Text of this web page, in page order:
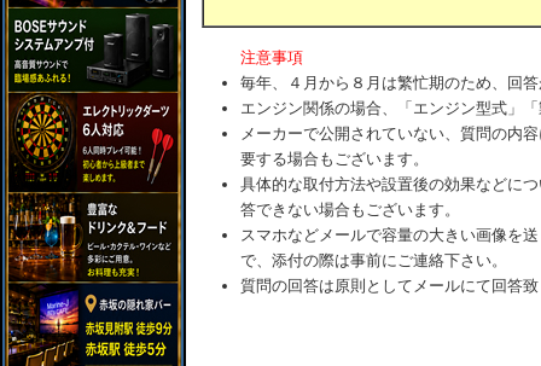
注意事項
毎年、４月から８月は繁忙期のため、回
エンジン関係の場合、「エンジン型式」
メーカーで公開されていない、質問の内
要する場合もございます。
具体的な取付方法や設置後の効果などに
答できない場合もございます。
スマホなどメールで容量の大きい画像を
で、添付の際は事前にご連絡下さい。
質問の回答は原則としてメールにて回答